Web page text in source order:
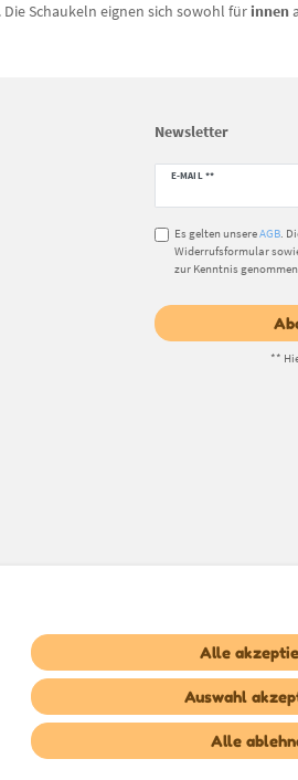
Schaukeln eignen sich sowohl für innen
Newsletter
E-MAIL **
Newsletter
Es gelten unsereAGB.
Widerrufsformular
zur Kenntnis
**
Alle
Auswahl
Alle